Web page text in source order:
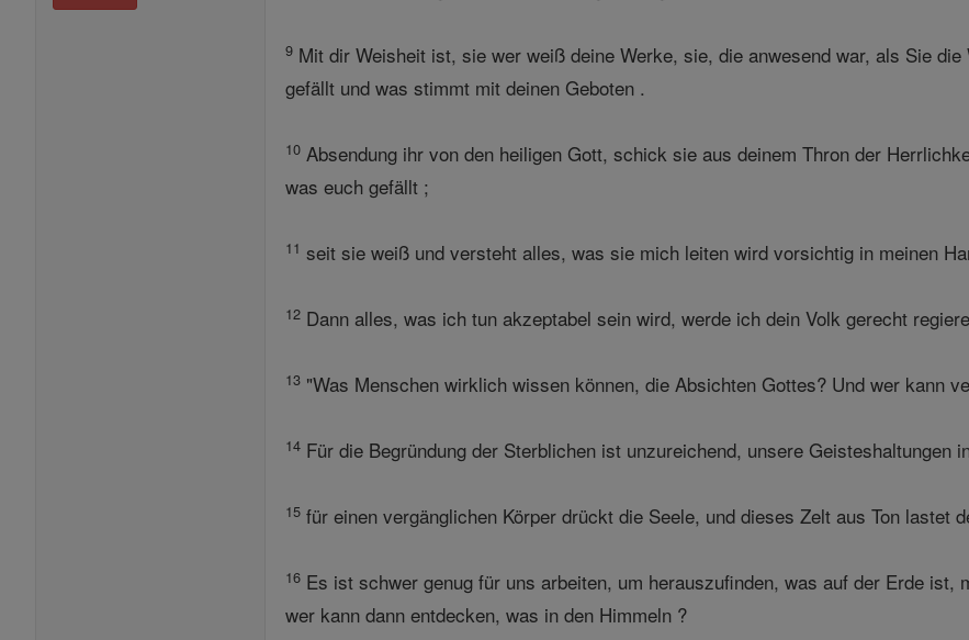
9 Mit dir Weisheit ist, sie wer weiß deine Werke, sie, die anwesend war, als Sie
gefällt und was stimmt mit deinen Geboten .
10 Absendung ihr von den heiligen Gott, schick sie aus deinem Thron der
was euch gefällt ;
11 seit sie weiß und versteht alles, was sie mich leiten wird vorsichtig in meinen
12 Dann alles, was ich tun akzeptabel sein wird, werde ich dein Volk gerecht
13 "Was Menschen wirklich wissen können, die Absichten Gottes? Und wer kann
14 Für die Begründung der Sterblichen ist unzureichend, unsere Geisteshaltungen
15 für einen vergänglichen Körper drückt die Seele, und dieses Zelt aus Ton lastet
16 Es ist schwer genug für uns arbeiten, um herauszufinden, was auf der Erde
wer kann dann entdecken, was in den Himmeln ?